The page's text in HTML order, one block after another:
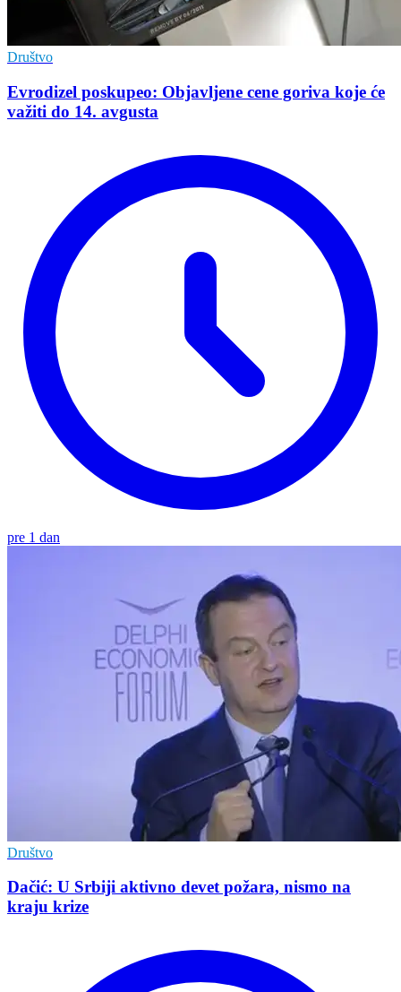
Društvo
Evrodizel poskupeo: Objavljene cene goriva koje će
važiti do 14. avgusta
pre 1 dan
Društvo
Dačić: U Srbiji aktivno devet požara, nismo na
kraju krize